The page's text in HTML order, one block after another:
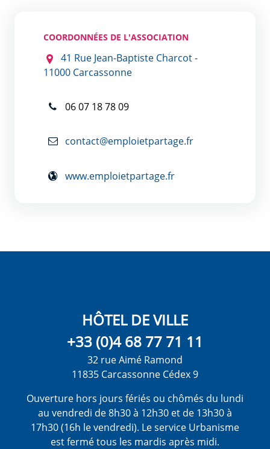
COORDONNÉES DE L'ASSOCIATION
41 Rue Jean-Baptiste Charcot -
11000 Carcassonne
06 07 18 78 09
contact@emploietpartage.fr
www.emploietpartage.fr
HÔTEL DE VILLE
+33 (0)4 68 77 71 11
32 rue Aimé Ramond
11835 Carcassonne Cédex 9
Ouverture hors jours fériés ou chômés du lundi
au vendredi de 8h30 à 12h30 et de 13h30 à
17h30 (16h le vendredi). Le service Urbanisme
est fermé tous les mardis après midi.